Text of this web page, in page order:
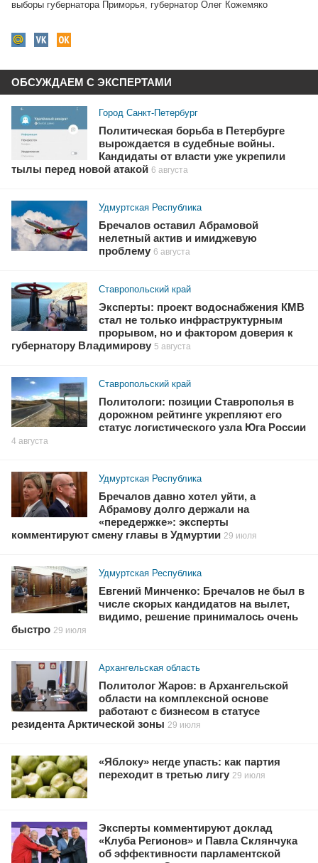
выборы губернатора Приморья, губернатор Олег Кожемяко
ОБСУЖДАЕМ С ЭКСПЕРТАМИ
Город Санкт-Петербург
Политическая борьба в Петербурге
вырождается в судебные войны.
Кандидаты от власти уже укрепили
тылы перед новой атакой 6 августа
Удмуртская Республика
Бречалов оставил Абрамовой
нелетный актив и имиджевую
проблему 6 августа
Ставропольский край
Эксперты: проект водоснабжения КМВ
стал не только инфраструктурным
прорывом, но и фактором доверия к
губернатору Владимирову 5 августа
Ставропольский край
Политологи: позиции Ставрополья в
дорожном рейтинге укрепляют его
статус логистического узла Юга России
4 августа
Удмуртская Республика
Бречалов давно хотел уйти, а
Абрамову долго держали на
«передержке»: эксперты
комментируют смену главы в Удмуртии 29 июля
Удмуртская Республика
Евгений Минченко: Бречалов не был в
числе скорых кандидатов на вылет,
видимо, решение принималось очень
быстро 29 июля
Архангельская область
Политолог Жаров: в Архангельской
области на комплексной основе
работают с бизнесом в статусе
резидента Арктической зоны 29 июля
«Яблоку» негде упасть: как партия
переходит в третью лигу 29 июля
Эксперты комментируют доклад
«Клуба Регионов» и Павла Склянчука
об эффективности парламентской